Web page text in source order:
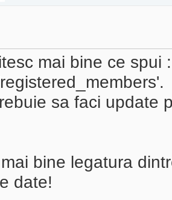
mai bine ce spui
sa faci update
bine legatura
date!